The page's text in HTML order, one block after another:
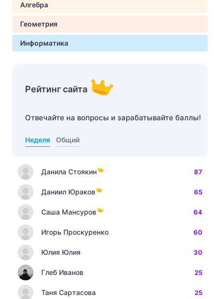
Алгебра
Геометрия
Информатика
Рейтинг сайта
Отвечайте на вопросы и зарабатывайте баллы!
Неделя Общий
Данила Стоякин 87
Даниил Юраков 65
Саша Мансуров 64
Игорь Проскуренко 60
Юлия Юлия 30
Глеб Иванов 25
Таня Сартасова 25